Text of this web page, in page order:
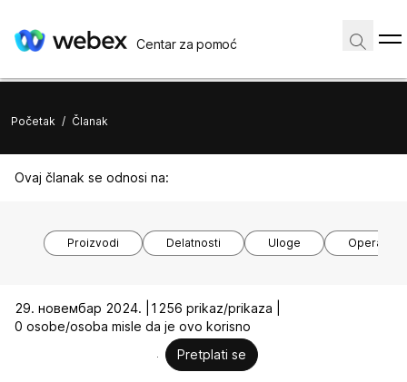
Centar za pomoć
Početak / Članak
Ovaj članak se odnosi na:
Proizvodi Delatnosti Uloge
29. новембар 2024. |
1256 prikaz/prikaza |
0 osobe/osoba misle da je ovo korisno
Pretplati se